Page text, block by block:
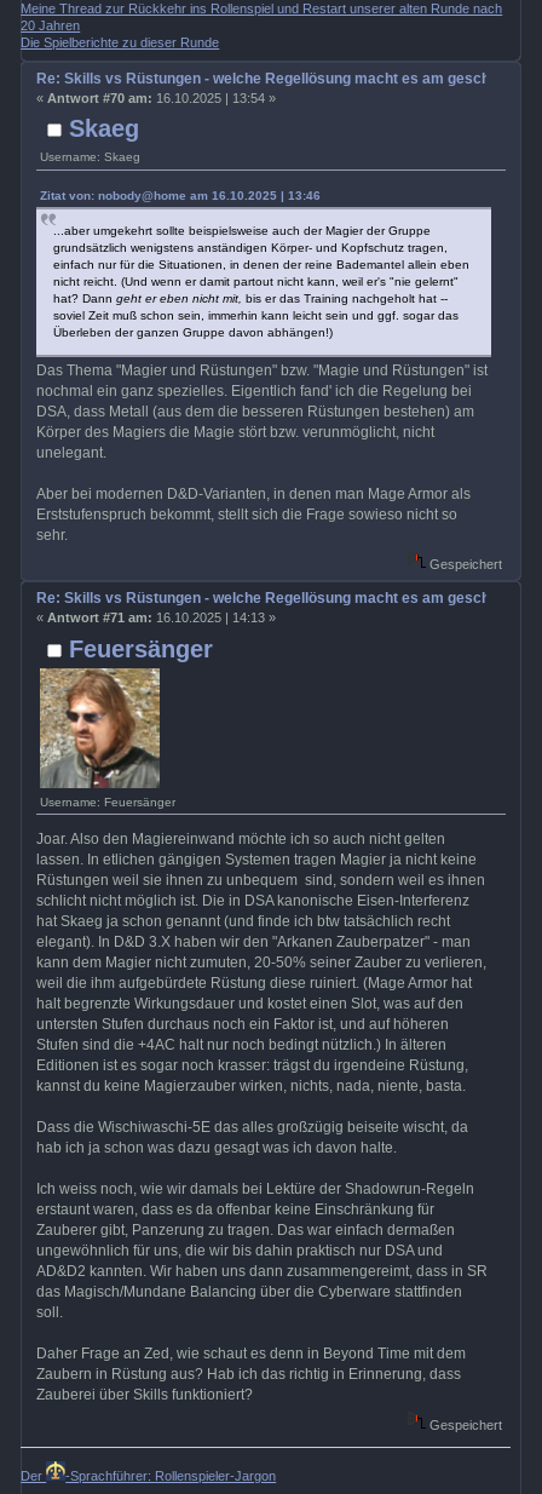
Meine Thread zur Rückkehr ins Rollenspiel und Restart unserer alten Runde nach
20 Jahren
Die Spielberichte zu dieser Runde
Skaeg
Username: Skaeg
Re: Skills vs Rüstungen - welche Regellösung macht es am
« Antwort #70 am: 16.10.2025 | 13:54 »
Zitat von: nobody@home am 16.10.2025 | 13:46
...aber umgekehrt sollte beispielsweise auch der Magier der Gruppe
grundsätzlich wenigstens anständigen Körper- und Kopfschutz tragen,
einfach nur für die Situationen, in denen der reine Bademantel allein eben
nicht reicht. (Und wenn er damit partout nicht kann, weil er's "nie gelernt"
hat? Dann geht er eben nicht mit, bis er das Training nachgeholt hat --
soviel Zeit muß schon sein, immerhin kann leicht sein und ggf. sogar das
Überleben der ganzen Gruppe davon abhängen!)
Das Thema "Magier und Rüstungen" bzw. "Magie und Rüstungen" ist
nochmal ein ganz spezielles. Eigentlich fand' ich die Regelung bei
DSA, dass Metall (aus dem die besseren Rüstungen bestehen) am
Körper des Magiers die Magie stört bzw. verunmöglicht, nicht
unelegant.
Aber bei modernen D&D-Varianten, in denen man Mage Armor als
Erststufenspruch bekommt, stellt sich die Frage sowieso nicht so
sehr.
Gespeichert
Feuersänger
Username: Feuersänger
Re: Skills vs Rüstungen - welche Regellösung macht es am
« Antwort #71 am: 16.10.2025 | 14:13 »
Joar. Also den Magiereinwand möchte ich so auch nicht gelten
lassen. In etlichen gängigen Systemen tragen Magier ja nicht keine
Rüstungen weil sie ihnen zu unbequem sind, sondern weil es ihnen
schlicht nicht möglich ist. Die in DSA kanonische Eisen-Interferenz
hat Skaeg ja schon genannt (und finde ich btw tatsächlich recht
elegant). In D&D 3.X haben wir den "Arkanen Zauberpatzer" - man
kann dem Magier nicht zumuten, 20-50% seiner Zauber zu verlieren,
weil die ihm aufgebürdete Rüstung diese ruiniert. (Mage Armor hat
halt begrenzte Wirkungsdauer und kostet einen Slot, was auf den
untersten Stufen durchaus noch ein Faktor ist, und auf höheren
Stufen sind die +4AC halt nur noch bedingt nützlich.) In älteren
Editionen ist es sogar noch krasser: trägst du irgendeine Rüstung,
kannst du keine Magierzauber wirken, nichts, nada, niente, basta.
Dass die Wischiwaschi-5E das alles großzügig beiseite wischt, da
hab ich ja schon was dazu gesagt was ich davon halte.
Ich weiss noch, wie wir damals bei Lektüre der Shadowrun-Regeln
erstaunt waren, dass es da offenbar keine Einschränkung für
Zauberer gibt, Panzerung zu tragen. Das war einfach dermaßen
ungewöhnlich für uns, die wir bis dahin praktisch nur DSA und
AD&D2 kannten. Wir haben uns dann zusammengereimt, dass in SR
das Magisch/Mundane Balancing über die Cyberware stattfinden
soll.
Daher Frage an Zed, wie schaut es denn in Beyond Time mit dem
Zaubern in Rüstung aus? Hab ich das richtig in Erinnerung, dass
Zauberei über Skills funktioniert?
Gespeichert
Der -Sprachführer: Rollenspieler-Jargon